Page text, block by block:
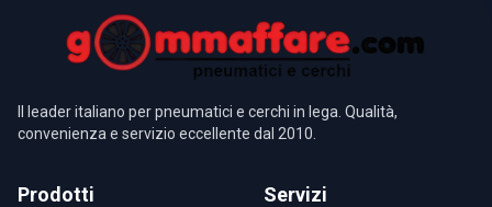
Il leader italiano per pneumatici e cerchi in lega. Qualità,
convenienza e servizio eccellente dal 2010.
Prodotti Servizi